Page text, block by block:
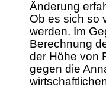
Änderung
Ob es sich so
werden. Im
Berechnung
der Höhe von
gegen die